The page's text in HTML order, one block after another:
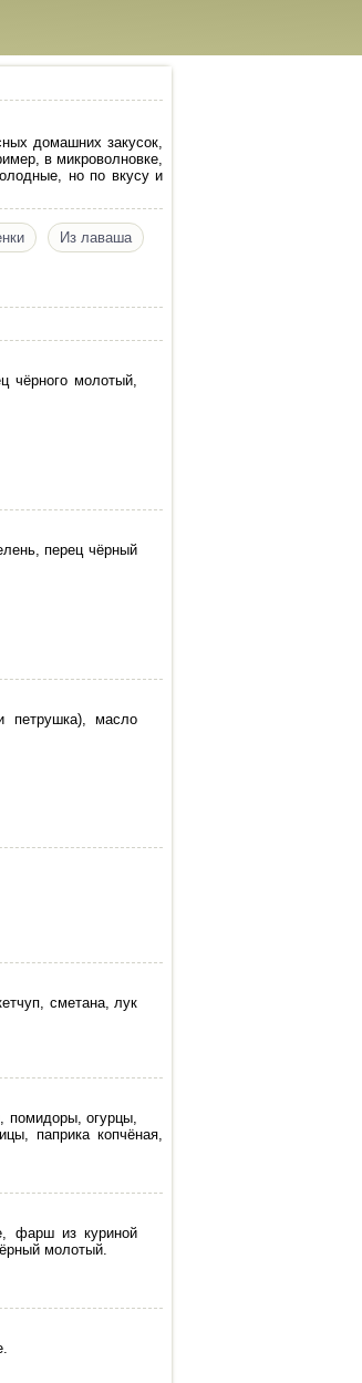
домашних закусок,
в микроволновке,
но по вкусу и
Из лаваша
чёрного молотый,
перец чёрный
петрушка), масло
сметана, лук
помидоры, огурцы,
паприка копчёная,
фарш из куриной
молотый.